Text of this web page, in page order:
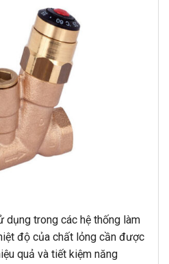
trong các hệ thống làm
độ của chất lỏng cần được
quả và tiết kiệm năng